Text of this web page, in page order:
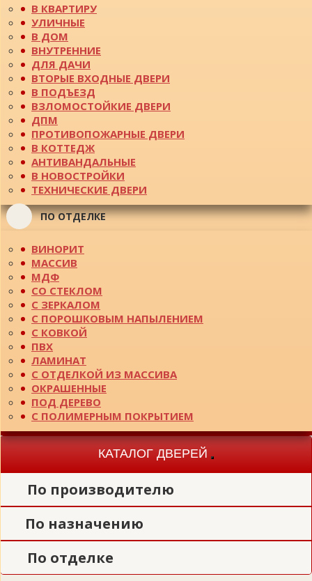
В КВАРТИРУ
УЛИЧНЫЕ
В ДОМ
ВНУТРЕННИЕ
ДЛЯ ДАЧИ
ВТОРЫЕ ВХОДНЫЕ ДВЕРИ
В ПОДЪЕЗД
ВЗЛОМОСТОЙКИЕ ДВЕРИ
ДПМ
ПРОТИВОПОЖАРНЫЕ ДВЕРИ
В КОТТЕДЖ
АНТИВАНДАЛЬНЫЕ
В НОВОСТРОЙКИ
ТЕХНИЧЕСКИЕ ДВЕРИ
ПО ОТДЕЛКЕ
ВИНОРИТ
МАССИВ
МДФ
СО СТЕКЛОМ
С ЗЕРКАЛОМ
С ПОРОШКОВЫМ НАПЫЛЕНИЕМ
С КОВКОЙ
ПВХ
ЛАМИНАТ
С ОТДЕЛКОЙ ИЗ МАССИВА
ОКРАШЕННЫЕ
ПОД ДЕРЕВО
С ПОЛИМЕРНЫМ ПОКРЫТИЕМ
КАТАЛОГ ДВЕРЕЙ
Toggle
navigation
По производителю
По назначению
По отделке